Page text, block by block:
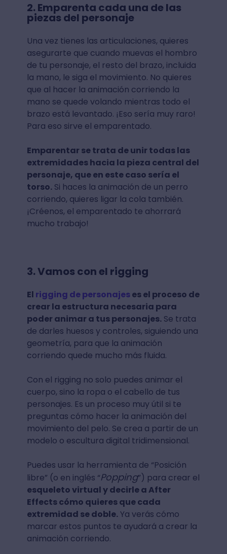
2. Emparenta cada una de las
piezas del personaje
Una vez tienes las articulaciones, quieres
asegurarte que cuando muevas el hombro
de tu personaje, el resto del brazo, incluida
la mano, le siga el movimiento. No quieres
que al hacer la animación corriendo la
mano se quede volando mientras todo el
brazo está levantado. ¡Eso sería muy raro!
Para eso sirve el emparentado.
Emparentar se trata de unir todas las
extremidades hacia la pieza central del
personaje, que en este caso sería el
torso.Si haces la animación de un perro
corriendo, quieres ligar la cola también.
¡Créenos, el emparentado te ahorrará
mucho trabajo!
3. Vamos con el rigging
El rigging de personajeses el proceso de
crear la estructura necesaria para
poder animar a tus personajes.Se trata
de darles huesos y controles, siguiendo una
geometría, para que la animación
corriendo quede mucho más fluida.
Con el rigging no solo puedes animar el
cuerpo, sino la ropa o el cabello de tus
personajes. Es un proceso muy útil si te
preguntas cómo hacer la animación del
movimiento del pelo. Se crea a partir de un
modelo o escultura digital tridimensional.
Puedes usar la herramienta de “Posición
libre” (o en inglés “Popping”) para crear el
esqueleto virtual y decirle a After
Effects cómo quieres que cada
extremidad se doble.Ya verás cómo
marcar estos puntos te ayudará a crear la
animación corriendo.